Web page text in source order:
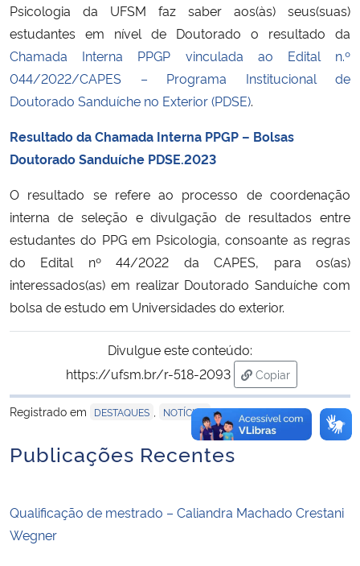
Ministério da Mulher, da Família e dos Direitos Humanos
Secretaria-Geral
Secretaria de Governo
Advocacia-Geral da União
Banco Central do Brasil
Psicologia da UFSM faz saber aos(às) seus(suas)
estudantes em nível de Doutorado o resultado da
Chamada Interna PPGP vinculada ao Edital n.º
044/2022/CAPES – Programa Institucional de
Doutorado Sanduíche no Exterior (PDSE).
Resultado da Chamada Interna PPGP – Bolsas
Doutorado Sanduíche PDSE.2023
O resultado se refere ao processo de coordenação
interna de seleção e divulgação de resultados entre
estudantes do PPG em Psicologia, consoante as regras
do Edital nº 44/2022 da CAPES, para os(as)
interessados(as) em realizar Doutorado Sanduíche com
bolsa de estudo em Universidades do exterior.
Divulgue este conteúdo:
https://ufsm.br/r-518-2093
Copiar
para área de
Registrado em
DESTAQUES NOTÍCIAS
Publicações Recentes
Qualificação de mestrado – Caliandra Machado Crestani
Wegner